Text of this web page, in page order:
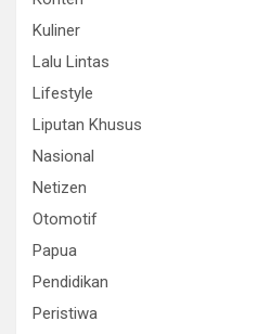
Kuliner
Lalu Lintas
Lifestyle
Liputan Khusus
Nasional
Netizen
Otomotif
Papua
Pendidikan
Peristiwa